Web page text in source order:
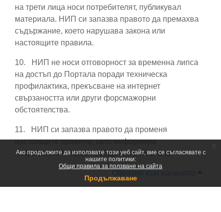
Ако продължите да използвате този уеб сайт, вие се съгласявате с
нашите политики:
Общи правила за ползване на сайта
Продължаване
на трети лица носи потребителят, публикувал
материала. НИП си запазва правото да премахва
съдържание, което нарушава закона или
настоящите правила.
10.
НИП не носи отговорност за временна липса
на достъп до Портала поради техническа
профилактика, прекъсване на интернет
свързаността или други форсмажорни
обстоятелства.
11.
НИП си запазва правото да променя
настоящите правила, като информира
потребителите чрез съобщение в Портала.
Обратно към началото